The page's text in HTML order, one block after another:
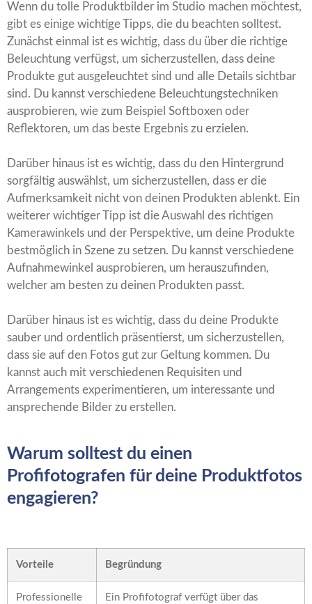
Wenn du tolle Produktbilder im Studio machen möchtest,
gibt es einige wichtige Tipps, die du beachten solltest.
Zunächst einmal ist es wichtig, dass du über die richtige
Beleuchtung verfügst, um sicherzustellen, dass deine
Produkte gut ausgeleuchtet sind und alle Details sichtbar
sind. Du kannst verschiedene Beleuchtungstechniken
ausprobieren, wie zum Beispiel Softboxen oder
Reflektoren, um das beste Ergebnis zu erzielen.
Darüber hinaus ist es wichtig, dass du den Hintergrund
sorgfältig auswählst, um sicherzustellen, dass er die
Aufmerksamkeit nicht von deinen Produkten ablenkt. Ein
weiterer wichtiger Tipp ist die Auswahl des richtigen
Kamerawinkels und der Perspektive, um deine Produkte
bestmöglich in Szene zu setzen. Du kannst verschiedene
Aufnahmewinkel ausprobieren, um herauszufinden,
welcher am besten zu deinen Produkten passt.
Darüber hinaus ist es wichtig, dass du deine Produkte
sauber und ordentlich präsentierst, um sicherzustellen,
dass sie auf den Fotos gut zur Geltung kommen. Du
kannst auch mit verschiedenen Requisiten und
Arrangements experimentieren, um interessante und
ansprechende Bilder zu erstellen.
Warum solltest du einen
Profifotografen für deine Produktfotos
engagieren?
Vorteile Begründung
Professionelle
Ein Profifotograf verfügt über das